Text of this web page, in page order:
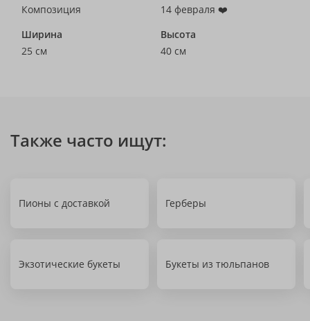
Композиция
14 февраля ❤️
Ширина
25 см
Высота
40 см
Также часто ищут:
Пионы с доставкой Герберы
Экзотические букеты Букеты из тюльпанов